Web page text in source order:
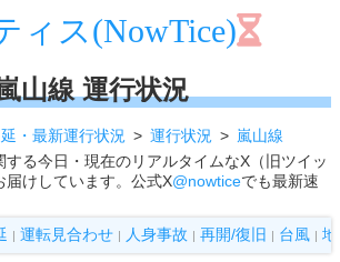
ィス(NowTice)
山線 運行状況
・最新運行状況 運行状況
嵐山線
る今日・現在のリアルタイムなX（旧ツイッ
届けしています。公式X@nowticeでも最新速
運転見合わせ 人身事故 再開/復旧 台風